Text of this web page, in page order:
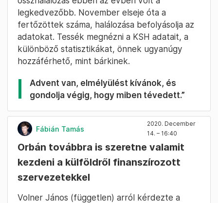
legkedvezőbb. November elseje óta a
fertőzöttek száma, halálozása befolyásolja az
adatokat. Tessék megnézni a KSH adatait, a
különböző statisztikákat, önnek ugyanúgy
hozzáférhető, mint bárkinek.
Advent van, elmélyülést kívánok, és
gondolja végig, hogy miben tévedett.”
Fábián Tamás
2020. December
14. – 16:40
Orbán továbbra is szeretne valamit
kezdeni a külföldről finanszírozott
szervezetekkel
Volner János (független) arról kérdezte a